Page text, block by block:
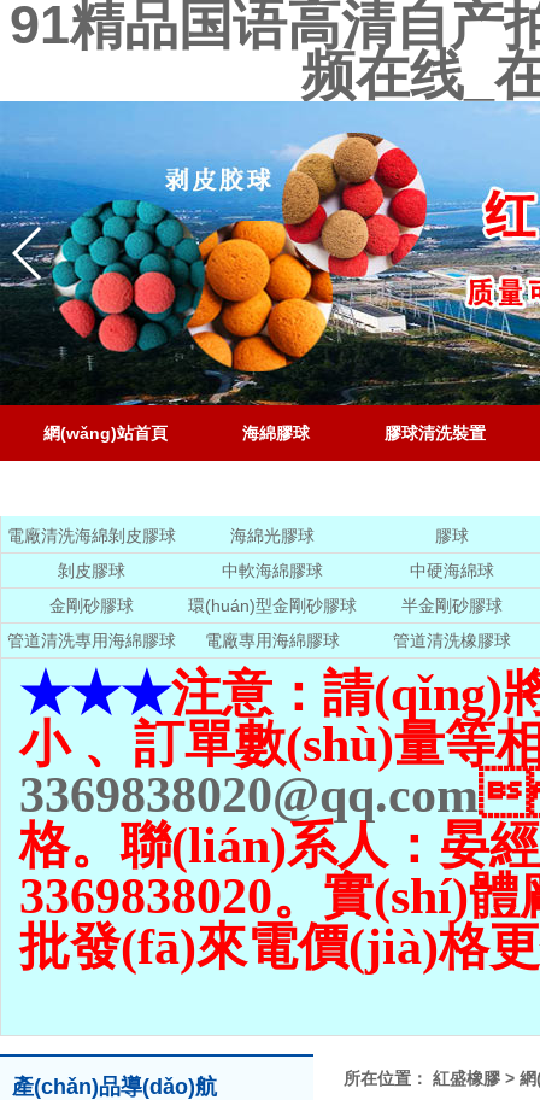
91精品国语高清自产
频在线_
網(wǎng)站首頁 海綿膠球 膠球清洗裝置
電廠清洗海綿剝皮膠球 海綿光膠球
膠球
剝皮膠球
中軟海綿膠球
中硬海綿球
金剛砂膠球
環(huán)型金剛砂膠球
半金剛砂膠球
管道清洗專用海綿膠球
電廠專用海綿膠球 管道清洗橡膠球
★★★注意：請(qǐng)
小 、訂單數(shù)量等
3369838020@qq.com
格。聯(lián)系人：晏
3369838020。實(shí)體
批發(fā)來電價(jià)格
產(chǎn)品導(dǎo)航 所在位置： 紅盛橡膠 >